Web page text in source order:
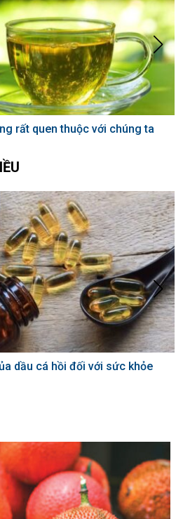
rất quen thuộc với chúng ta
dầu cá hồi đối với sức khỏe